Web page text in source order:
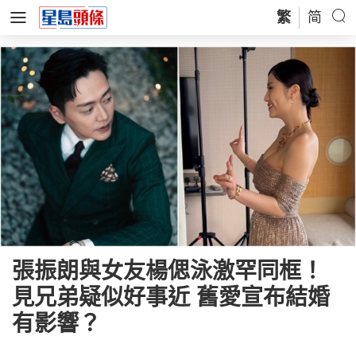
繁 简
張振朗與女友楊偲泳激罕同框！
見兄弟疑似好事近 舊愛宣布結婚
有影響？